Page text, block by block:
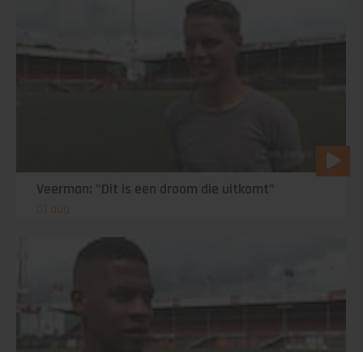
Veerman: "Dit is een droom die uitkomt"
01 aug